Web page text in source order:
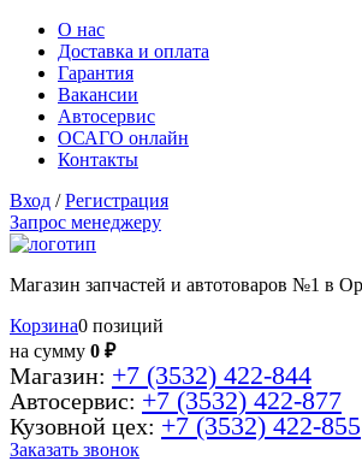
О нас
Доставка и оплата
Гарантия
Вакансии
Автосервис
ОСАГО онлайн
Контакты
Вход / Регистрация
Запрос менеджеру
Магазин запчастей и автотоваров №1 в
Корзина0 позиций
на сумму 0 ₽
Магазин: +7 (3532) 422-844
Автосервис: +7 (3532) 422-877
Кузовной цех: +7 (3532) 422-855
Заказать звонок